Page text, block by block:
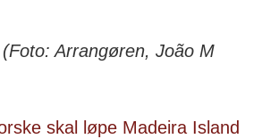
Arrangøren, João M
skal løpe Madeira Island